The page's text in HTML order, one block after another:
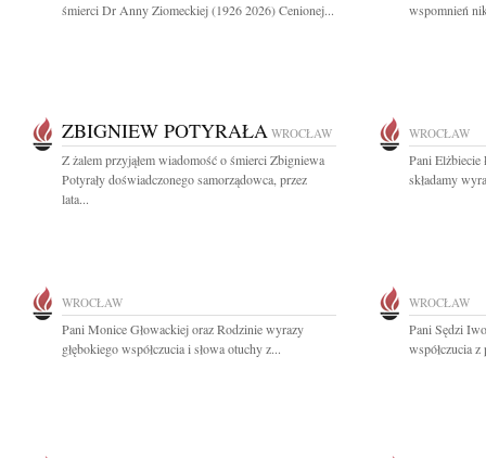
śmierci Dr Anny Ziomeckiej (1926 2026) Cenionej...
wspomnień
ZBIGNIEW POTYRAŁA WROCŁAW
Z żalem przyjąłem wiadomość o śmierci Zbigniewa
Potyrały doświadczonego samorządowca, przez
lata...
WROCŁAW
Pani
składamy
WROCŁAW
Pani Monice Głowackiej oraz Rodzinie wyrazy
głębokiego współczucia i słowa otuchy z...
WROCŁAW
Pani Sędzi
współczucia